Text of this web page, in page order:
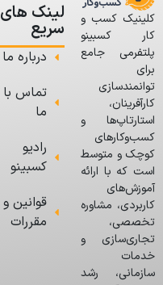
کلینیک کسب و
کار کسبینو
پلتفرمی جامع
برای
توانمندسازی
کارآفرینان،
استارتاپ‌ها و
کسب‌وکارهای
کوچک و متوسط
است که با ارائه
آموزش‌های
کاربردی، مشاوره
تخصصی،
تجاری‌سازی و
خدمات
سازمانی، رشد
لینک های
سریع
درباره ما
تماس با
ما
رادیو
کسبینو
قوانین و
مقررات